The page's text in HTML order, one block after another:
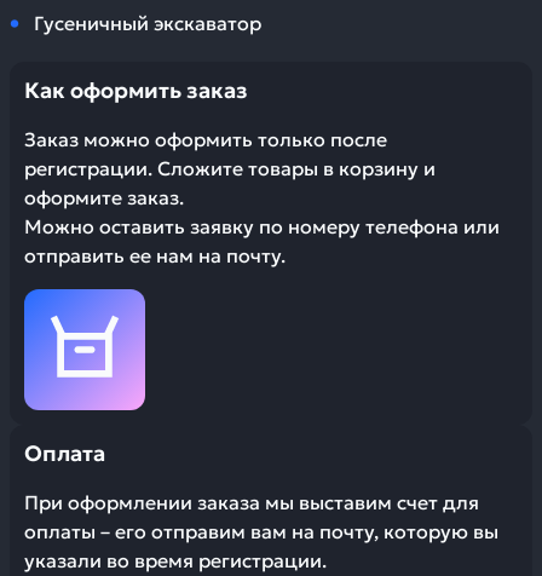
Гусеничный экскаватор
Как оформить заказ
Заказ можно оформить только после
регистрации. Сложите товары в корзину и
оформите заказ.
Можно оставить заявку по номеру телефона или
отправить ее нам на почту.
Оплата
При оформлении заказа мы выставим счет для
оплаты – его отправим вам на почту, которую вы
указали во время регистрации.